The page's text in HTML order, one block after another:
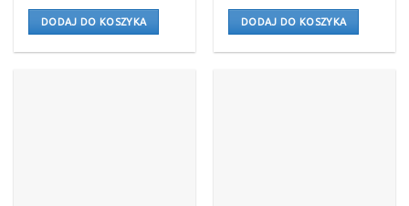
DODAJ DO KOSZYKA DODAJ DO KOSZYKA